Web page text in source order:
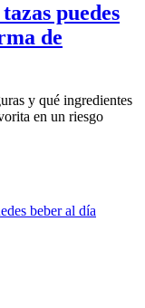
puedes
de
y qué ingredientes
en un riesgo